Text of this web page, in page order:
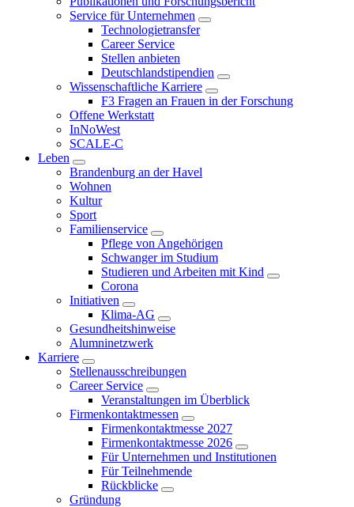
Service für Unternehmen
Technologietransfer
Career Service
Stellen anbieten
Deutschlandstipendien
Wissenschaftliche Karriere
F3 Fragen an Frauen in der Forschung
Offene Werkstatt
InNoWest
SCALE-C
Leben
Brandenburg an der Havel
Wohnen
Kultur
Sport
Familienservice
Pflege von Angehörigen
Schwanger im Studium
Studieren und Arbeiten mit Kind
Corona
Initiativen
Klima-AG
Gesundheitshinweise
Alumninetzwerk
Karriere
Stellenausschreibungen
Career Service
Veranstaltungen im Überblick
Firmenkontaktmessen
Firmenkontaktmesse 2027
Firmenkontaktmesse 2026
Für Unternehmen und Institutionen
Für Teilnehmende
Rückblicke
Gründung